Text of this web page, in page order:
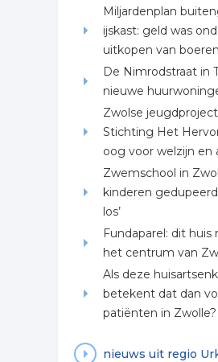
Miljardenplan
ijskast: geld was
uitkopen van boeren
De Nimrodstraat in
nieuwe
Zwolse
Stichting Het
oog voor welzijn en
Zwemschool in
kinderen
los’
Fundaparel: dit
het centrum van
Als deze
betekent dat dan
patiënten in Zwolle?
nieuws uit regio